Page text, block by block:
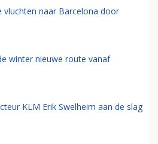
vluchten naar Barcelona door
winter nieuwe route vanaf
KLM Erik Swelheim aan de slag